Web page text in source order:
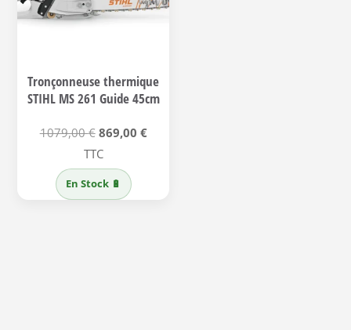
Tronçonneuse thermique
STIHL MS 261 Guide 45cm
1079,00€ Le
prix
initial
était :
869,00 €Le
TTC
En Stock 🔋